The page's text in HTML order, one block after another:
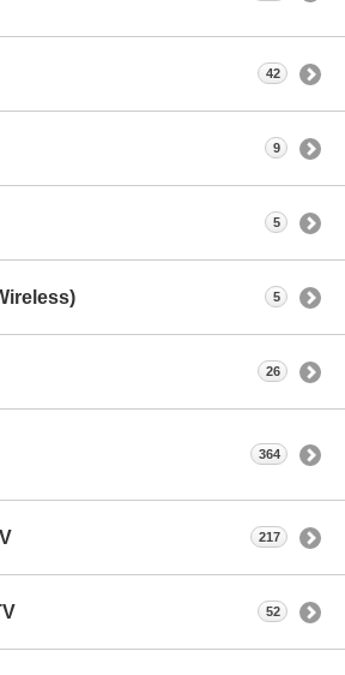
42
9
5
5
26
364
217
52